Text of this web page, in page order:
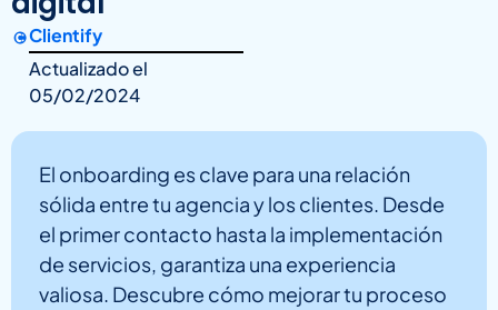
Clientify
Actualizado el
05/02/2024
El onboarding es clave para una relación
sólida entre tu agencia y los clientes. Desde
el primer contacto hasta la implementación
de servicios, garantiza una experiencia
valiosa. Descubre cómo mejorar tu proceso